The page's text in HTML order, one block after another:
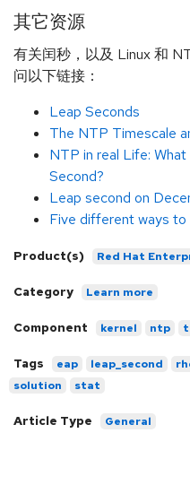
其它资源
有关闰秒，以及 Linux 和
问以下链接：
Leap Seconds
The NTP Timescale
NTP in real Life:
Second?
Leap second on
Five different ways to
Product(s) Red Hat
Category Learn more
Component kernel ntp
Tags eap leap_second
solution
stat
Article Type General